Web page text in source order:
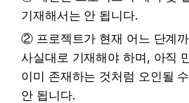
기재해서는 안 됩니다.
② 프로젝트가 현재 어느 단계
사실대로 기재해야 하며, 아직
이미 존재하는 것처럼 오인될
안 됩니다.